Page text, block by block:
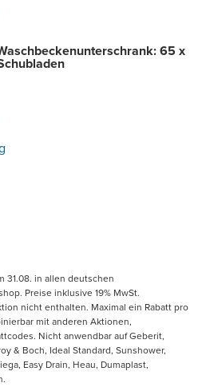
65 x
31.08. in allen deutschen
Preise inklusive 19% MwSt.
nicht enthalten. Maximal ein Rabatt pro
mit anderen Aktionen,
Nicht anwendbar auf Geberit,
& Boch, Ideal Standard, Sunshower,
Easy Drain, Heau, Dumaplast,